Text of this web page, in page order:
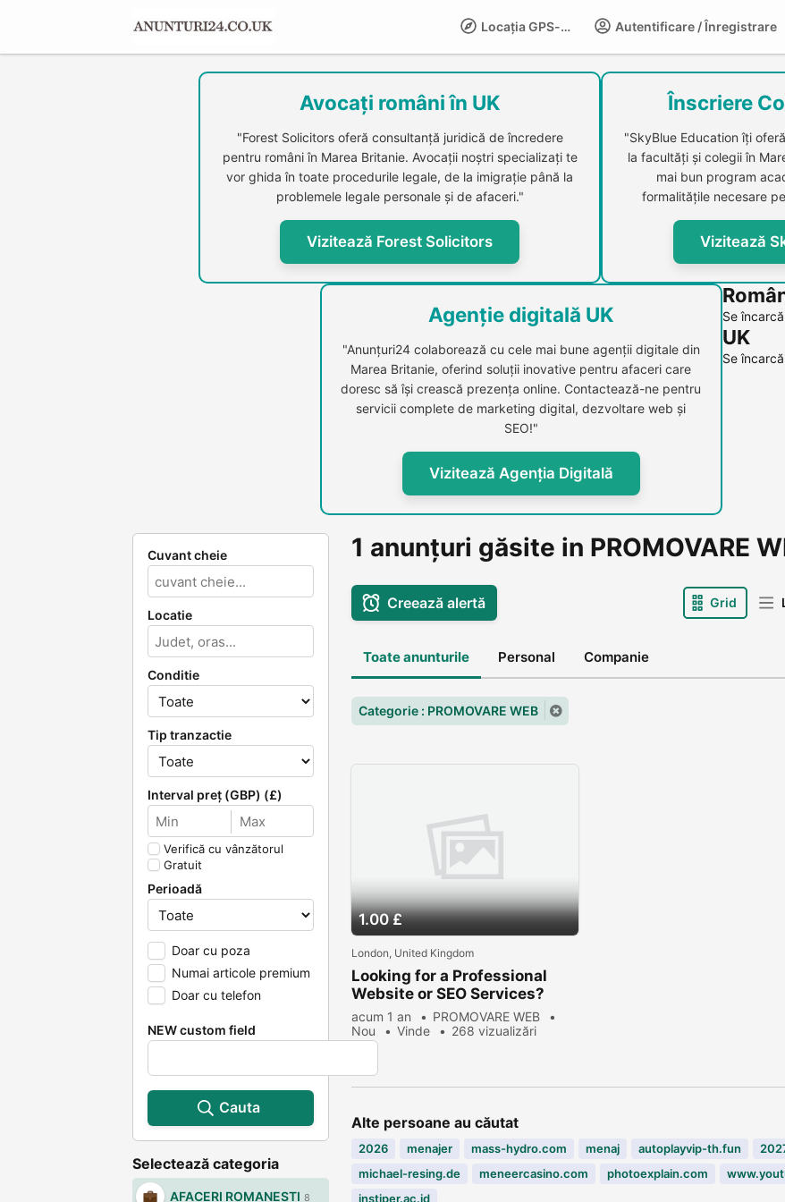
Autentificare / Înregistrare
Locația GPS-LIFE
Avocați români în UK
"Forest Solicitors oferă consultanță juridică de încredere
pentru români în Marea Britanie. Avocații noștri specializați te
vor ghida în toate procedurile legale, de la imigrație până la
problemele legale personale și de afaceri."
Vizitează Forest Solicitors
Înscriere
"SkyBlue Education îți
la facultăți și colegii în
mai bun program
formalitățile necesare
Vizitează
Agenție digitală UK
"Anunțuri24 colaborează cu cele mai bune agenții digitale din
Marea Britanie, oferind soluții inovative pentru afaceri care
doresc să își crească prezența online. Contactează-ne pentru
servicii complete de marketing digital, dezvoltare web și
SEO!"
Vizitează Agenția Digitală
Se
UK
Se
Cuvant cheie
Locatie
Conditie
Tip tranzactie
Interval preț (GBP) (£)
Verifică cu vânzătorul
Gratuit
Perioadă
Doar cu poza
Numai articole premium
Doar cu telefon
NEW custom field
Cauta
Selectează categoria
AFACERI ROMANESTI 8
1 anunțuri găsite in PROMOVARE
Creează alertă Grid
Toate anunturile Personal Companie
Categorie : PROMOVARE WEB
1.00 £
London, United Kingdom
Looking for a Professional
Website or SEO Services?
acum 1 an
PROMOVARE WEB
Nou
Vinde 268 vizualizări
Alte persoane au căutat
2026 menajer mass-hydro.com menaj autoplayvip-th.fun
michael-resing.de
meneercasino.com photoexplain.com
instiper.ac.id